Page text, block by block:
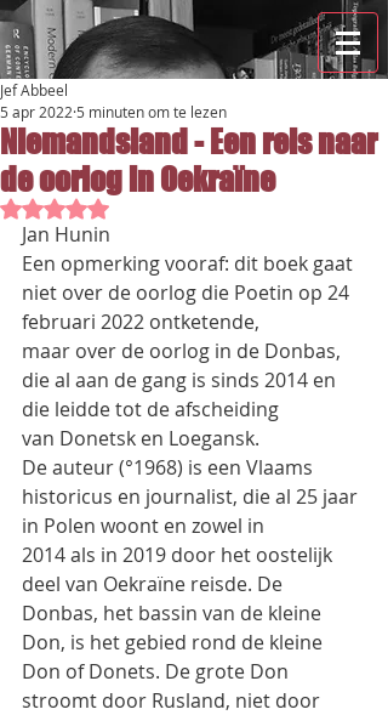
Niemandsland - Een reis naar
de oorlog in Oekraïne
Jef Abbeel
5 apr 2022 5 minuten om te lezen
Beoordeeld met NaN uit 5 sterren.
Jan Hunin
Een opmerking vooraf: dit boek gaat
niet over de oorlog die Poetin op 24
februari 2022 ontketende,
maar over de oorlog in de Donbas,
die al aan de gang is sinds 2014 en
die leidde tot de afscheiding
van Donetsk en Loegansk.
De auteur (°1968) is een Vlaams
historicus en journalist, die al 25 jaar
in Polen woont en zowel in
2014 als in 2019 door het oostelijk
deel van Oekraïne reisde. De
Donbas, het bassin van de kleine
Don, is het gebied rond de kleine
Don of Donets. De grote Don
stroomt door Rusland, niet door